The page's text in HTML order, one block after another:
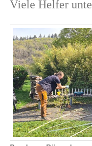
Viele Helfer